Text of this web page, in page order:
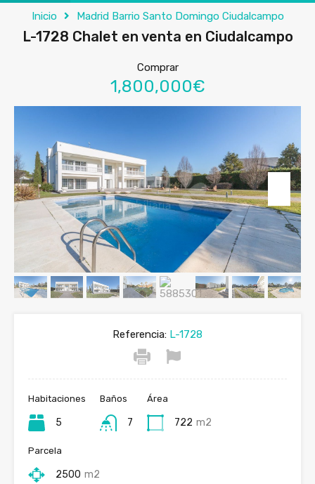
Inicio Madrid Barrio Santo Domingo Ciudalcampo
L-1728 Chalet en venta en Ciudalcampo
Comprar
1,800,000€
Referencia: L-1728
Habitaciones
5
Baños
7
Área
722 m2
Parcela
2500 m2